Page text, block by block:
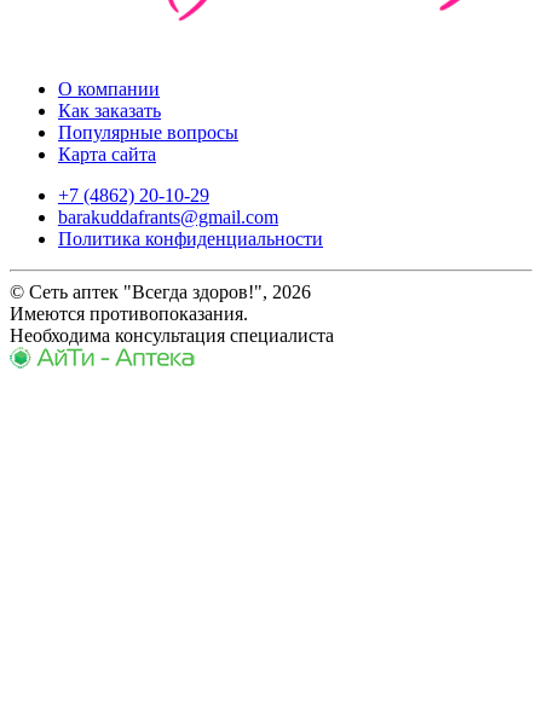
О компании
Как заказать
Популярные вопросы
Карта сайта
+7 (4862) 20-10-29
barakuddafrants@gmail.com
Политика конфиденциальности
© Сеть аптек "Всегда здоров!", 2026
Имеются противопоказания.
Необходима консультация специалиста